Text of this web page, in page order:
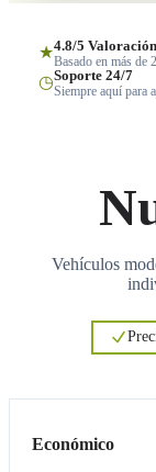
★4.8/5 Valoración
Basado en más de
◷Soporte 24/7
Siempre aquí para
Vehículos
Económico